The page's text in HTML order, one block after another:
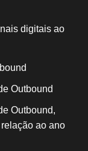
digitais ao
Outbound
Outbound,
ao ano